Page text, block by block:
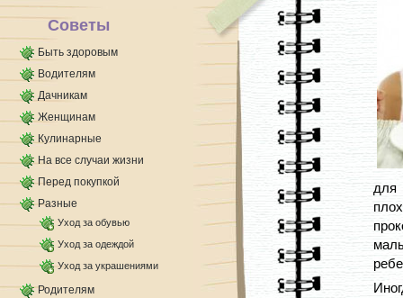
Советы
Быть здоровым
Водителям
Дачникам
Женщинам
Кулинарные
На все случаи жизни
Перед покупкой
Разные
Уход за обувью
Уход за одеждой
Уход за украшениями
Родителям
для